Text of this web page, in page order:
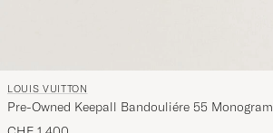
LOUIS VUITTON
Pre-Owned Keepall Bandouliére 55 Monogram